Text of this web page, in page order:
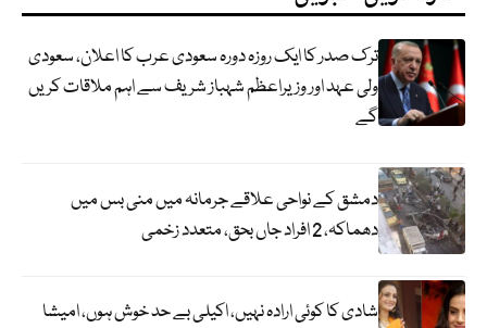
ترک صدر کا ایک روزہ دورہ سعودی عرب کا اعلان، سعودی
ولی عہد اور وزیراعظم شہباز شریف سے اہم ملاقات کریں
گے
دمشق کے نواحی علاقے جرمانہ میں منی بس میں
دھماکہ، 2 افراد جاں بحق، متعدد زخمی
شادی کا کوئی ارادہ نہیں، اکیلی بے حد خوش ہوں، امیشا